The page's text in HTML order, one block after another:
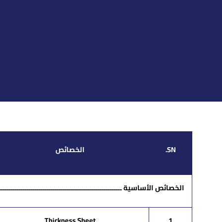
SN. الخصائص
الخصائص الأساسية